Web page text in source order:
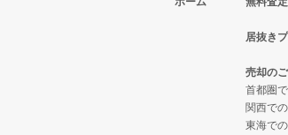
千葉市美浜区
佐倉市の飲食
四街道市の飲
印西市の飲食
千葉県のカフ
千葉県のテイ
千葉県のお弁
千葉県のカラ
千葉中央駅の
千葉中央駅の
千葉中央駅の
居抜き
売却の
首都圏
関西で
東海で